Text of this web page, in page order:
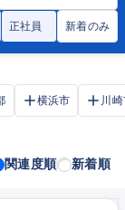
正社員 新着のみ
横浜市 川
関連度順 新着順